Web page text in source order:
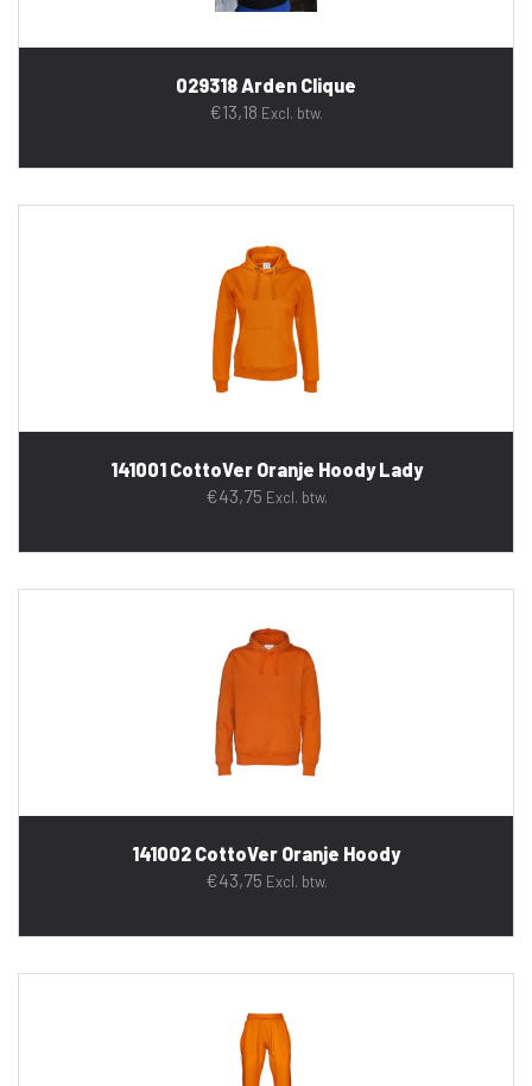
029318 Arden Clique
€13,18 Excl. btw.
141001 CottoVer Oranje Hoody Lady
€43,75 Excl. btw.
141002 CottoVer Oranje Hoody
€43,75 Excl. btw.